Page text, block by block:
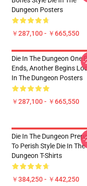
Dungeon Posters
￥287,100 - ￥665,550
Die In The Dungeon One
Ends, Another Begins
In The Dungeon Posters
￥287,100 - ￥665,550
-
Die In The Dungeon
To Perish Style Die In The
Dungeon T-Shirts
￥384,250 - ￥442,250
-